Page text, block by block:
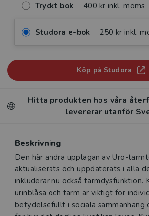
Tryckt bok 400 kr inkl. moms
Studora e-bok 250 kr inkl.
Köp på Studora
Hitta produkten hos våra
levererar utanför
Beskrivning
Beskrivning
Den här andra upplagan av Uro-
aktualiserats och uppdaterats i alla
inkluderar nu också tarmdysfunktion.
urinblåsa och tarm är viktigt för
betydelsefullt i sociala sammanhang